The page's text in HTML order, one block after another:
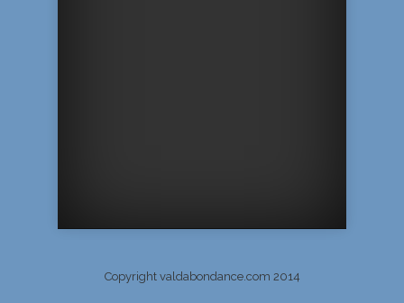
Copyright valdabondance.com 2014